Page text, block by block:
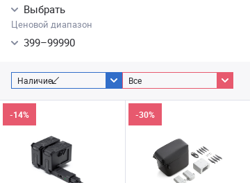
Выбрать
Ценовой диапазон
399–99990
Наличие Все
-14% -30%